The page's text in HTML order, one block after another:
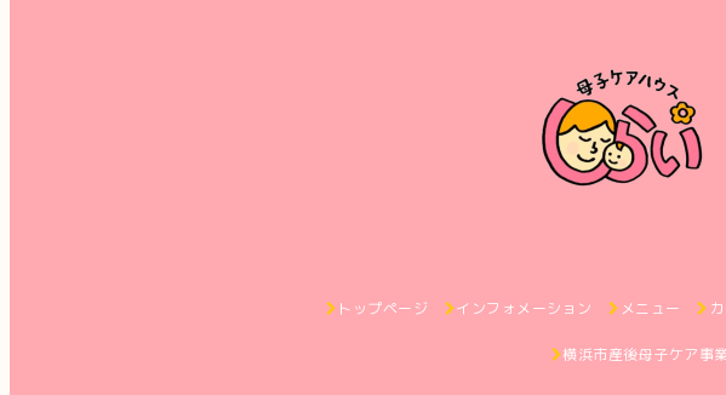
トップページ インフォメーション メニュー
横浜市産後母子ケア事